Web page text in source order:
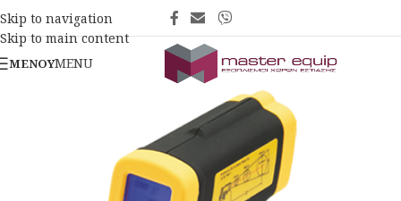
Skip to navigation
Skip to main content
ΜΕΝΟΎMENU